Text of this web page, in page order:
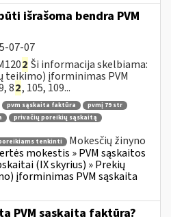
išrašoma bendra PVM
07-07
2 Ši informacija skelbiama:
teikimo) įforminimas PVM
82, 105, 109...
pvm sąskaita faktūra
pvmį 79 str
privačių poreikių sąskaitą
tenkinti
Mokesčių žinyno
mokestis » PVM sąskaitos
(IX skyrius) » Prekių
įforminimas PVM sąskaita
PVM sąskaita faktūra?